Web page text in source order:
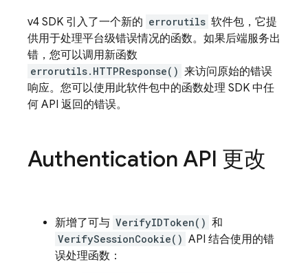
v4 SDK 引入了一个新的 errorutils 软件包，它提
供用于处理平台级错误情况的函数。如果后端服务出
错，您可以调用新函数
errorutils.HTTPResponse() 来访问原始的错误
响应。您可以使用此软件包中的函数处理 SDK 中任
何 API 返回的错误。
Authentication API 更改
新增了可与 VerifyIDToken() 和
VerifySessionCookie() API 结合使用的错
误处理函数：